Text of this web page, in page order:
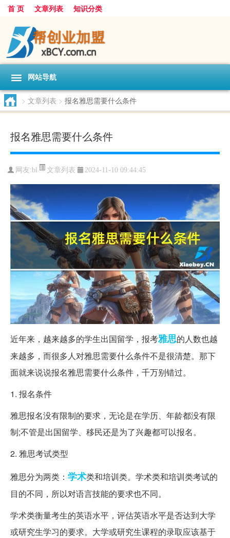
首 页 文章列表 知识分类
网站导航
> 文章列表 > 报名雅思需要什么条件
报名雅思需要什么条件
网友:bl 文章列表 2024-11-10 09:44:45
近年来，越来越多的学生出国留学，报考雅思的人数也越
来越多，而很多人对雅思需要什么条件不是很清楚。那下
面就来说说报名雅思需要什么条件，千万别错过。
1. 报名条件
雅思报名没有限制的要求，无论是在学历、年龄都没有限
制;不管是出国留学、移民还是为了兴趣都可以报名。
2. 雅思考试类型
雅思分为两类： 学术类和培训类。学术类和培训类考试的
目的不同，所以对语言技能的要求也不同。
学术类衡量考生的英语水平，评估英语水平是否达到大学
或研究生学习的要求。大学或研究生课程的录取应该基于